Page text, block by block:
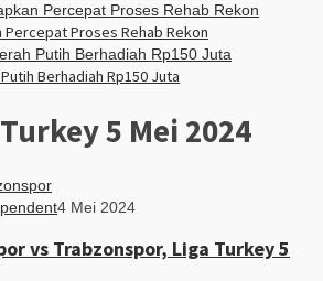
Percepat Proses Rehab Rekon
Berhadiah Rp150 Juta
5 Mei 2024
4 Mei 2024
vs Trabzonspor, Liga Turkey 5